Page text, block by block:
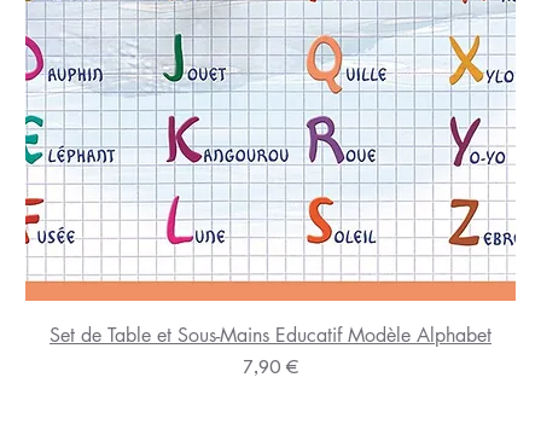
Set de Table et Sous-Mains Educatif Modèle Alphabet
Prix
7,90 €